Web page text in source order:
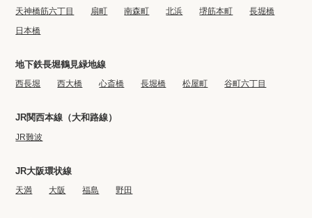
天神橋筋六丁目 扇町 南森町 北浜 堺筋本町
長堀橋
日本橋
地下鉄長堀鶴見緑地線
西長堀 西大橋 心斎橋 長堀橋 松屋町 谷町六丁目
JR関西本線（大和路線）
JR難波
JR大阪環状線
天満 大阪 福島 野田